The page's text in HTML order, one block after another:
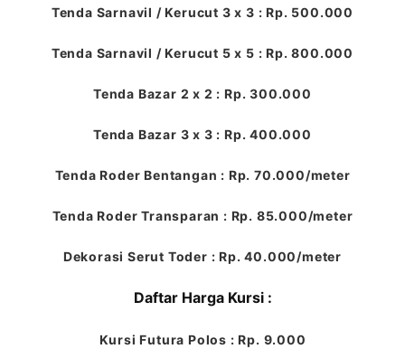
Tenda Sarnavil / Kerucut 3 x 3 : Rp. 500.000
Tenda Sarnavil / Kerucut 5 x 5 : Rp. 800.000
Tenda Bazar 2 x 2 : Rp. 300.000
Tenda Bazar 3 x 3 : Rp. 400.000
Tenda Roder Bentangan : Rp. 70.000/meter
Tenda Roder Transparan : Rp. 85.000/meter
Dekorasi Serut Toder : Rp. 40.000/meter
Daftar Harga Kursi :
Kursi Futura Polos : Rp. 9.000